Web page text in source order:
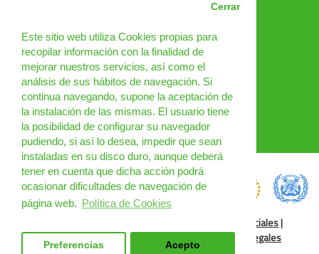
Este sitio web utiliza Cookies propias para
recopilar información con la finalidad de
mejorar nuestros servicios, así como el
análisis de sus hábitos de navegación. Si
continua navegando, supone la aceptación de
la instalación de las mismas. El usuario tiene
la posibilidad de configurar su navegador
pudiendo, si así lo desea, impedir que sean
instaladas en su disco duro, aunque deberá
tener en cuenta que dicha acción podrá
ocasionar dificultades de navegación de
página web. Política de Cookies
Cerrar
Preferencias Acepto
PRODUCTOS
CURSOS
NOTICIAS
¿QUIÉNES SOMOS?
CONTACTO
Redes Sociales|
Condiciones Generales
Cláusulas legales